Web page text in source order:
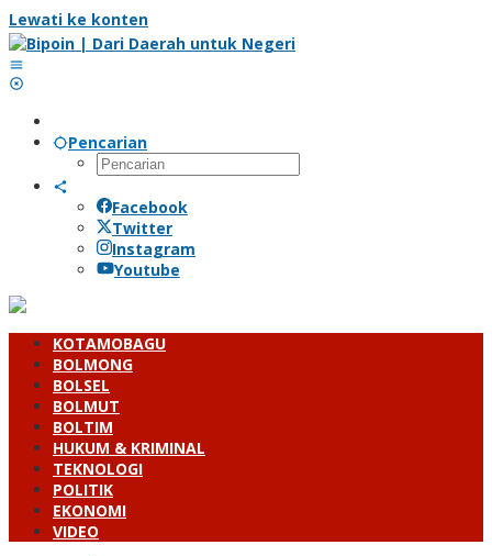
Lewati ke konten
Pencarian
Facebook
Twitter
Instagram
Youtube
KOTAMOBAGU
BOLMONG
BOLSEL
BOLMUT
BOLTIM
HUKUM & KRIMINAL
TEKNOLOGI
POLITIK
EKONOMI
VIDEO